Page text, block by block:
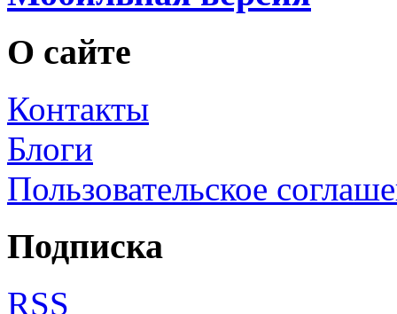
О сайте
Контакты
Блоги
Пользовательское
Подписка
RSS